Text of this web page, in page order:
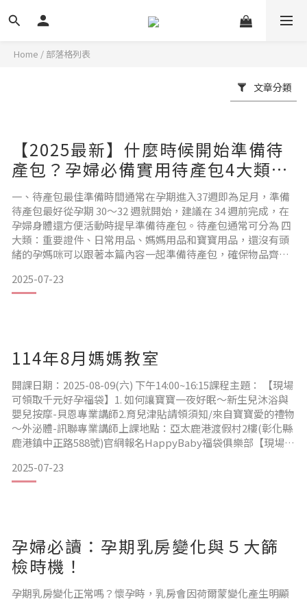
Home / 部落格列表
文章分類
【2025最新】什麼時候開始準備待
產包？孕婦必備實用待產包4大類準
備清單
一、待產包最佳準備時間通常在孕期進入37週即為足月，準備
待產包最好從孕期 30～32 週就開始，建議在 34 週前完成，在
孕婦身體還方便活動時提早準備待產包。待產包通常可分為 四
大類：重要證件、日常用品、媽媽用品和寶寶用品，還沒有頭
緒的孕媽咪可以跟著本篇內容一起準備待產包，確保物品齊
中心提供哪些物品待產包準備物品以簡便實用為主，也可以準
備一個登機箱方便移動。建議先向待產醫院以及月子中心確認
2025-07-23
114年8月媽媽教室
開課日期：2025-08-09(六) 下午14:00~16:15課程主題： 【現場
可領取千元好孕福袋】1. 如何讓寶寶一夜好眠〜新生兒沐浴與
嬰兒按摩-貝恩專業講師2.育兒津貼請領須知/來自寶寶愛的禮物
〜外泌體-訊聯專業講師上課地點：亞太鹿港渡假村2樓(彰化縣
鹿港鎮中正路588號)官網報名HappyBaby福袋俱樂部【現場可
2.領取贈品需全程參與3.為確保上課品質，請預先報名4.夫妻同
行禮：贈送寶寶紗布衣乙件(憑媽媽手冊得領一次)5.可免費
2025-07-23
孕婦必讀：孕期乳房變化與５大篩
檢時機！
孕期乳房變化正常嗎？懷孕時，乳房會因荷爾蒙變化產生明顯